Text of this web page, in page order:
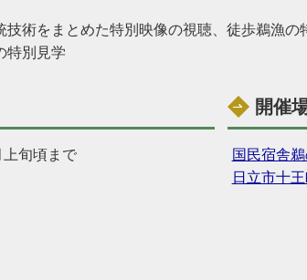
技術をまとめた特別映像の視聴、徒歩鵜漁の
特別見学
旬頃まで
開催
国民宿舎
日立市十